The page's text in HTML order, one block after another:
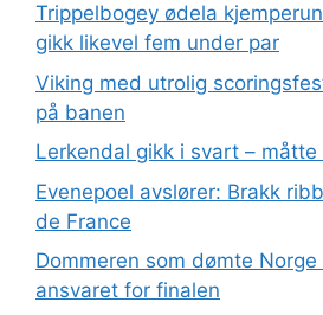
Trippelbogey ødela
gikk likevel fem under par
Viking med utrolig
på banen
Lerkendal gikk i svart –
Evenepoel avslører: Brakk
de France
Dommeren som dømte
ansvaret for finalen